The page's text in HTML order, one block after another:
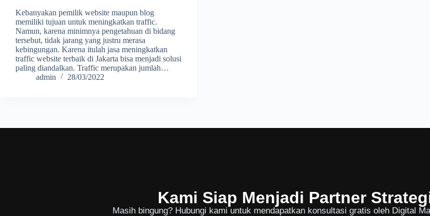
Kebanyakan pemilik website maupun blog
memiliki tujuan untuk meningkatkan traffic.
Namun, karena minimnya pengetahuan di bidang
tersebut, tidak jarang yang justru merasa
kebingungan. Karena itulah jasa meningkatkan
traffic website terbaik di Jakarta bisa menjadi solusi
paling diandalkan. Traffic merupakan jumlah…
admin
28/03/2022
Kami Siap Menjadi Partner
Masih bingung? Hubungi kami untuk mendapatkan konsultasi gratis oleh Digital